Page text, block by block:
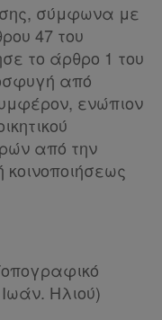
σύμφωνα με
47 του
το άρθρο 1 του
από
ενώπιον
από την
Ηλιού)